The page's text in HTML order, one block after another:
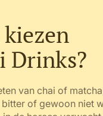
Drinks?
van chai of
of gewoon niet